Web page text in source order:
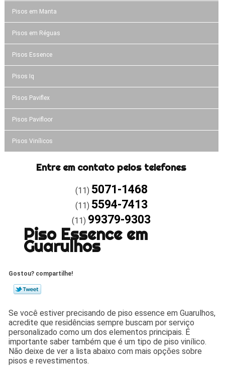
Pisos em Manta
Pisos em Réguas
Pisos Essence
Pisos Iq
Pisos Paviflex
Pisos Pavifloor
Pisos Vinílicos
Entre em contato pelos telefones
(11) 5071-1468
(11) 5594-7413
(11) 99379-9303
Piso Essence em
Guarulhos
Gostou? compartilhe!
Se você estiver precisando de piso essence em Guarulhos,
acredite que residências sempre buscam por serviço
personalizado como um dos elementos principais. É
importante saber também que é um tipo de piso vinílico.
Não deixe de ver a lista abaixo com mais opções sobre
pisos e revestimentos.